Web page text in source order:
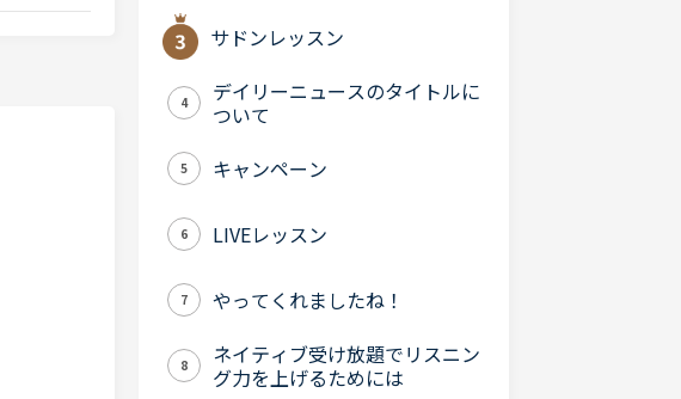
サドンレッスン
4
デイリーニュースのタイトルに
ついて
5 キャンペーン
6 LIVEレッスン
7 やってくれましたね！
8
ネイティブ受け放題でリスニン
グ力を上げるためには